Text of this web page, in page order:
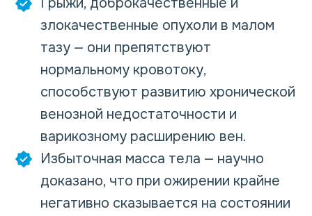
злокачественные опухоли в малом
тазу — они препятствуют
нормальному кровотоку,
способствуют развитию хронической
венозной недостаточности и
варикозному расширению вен.
Избыточная масса тела — научно
доказано, что при ожирении крайне
негативно сказывается на состоянии